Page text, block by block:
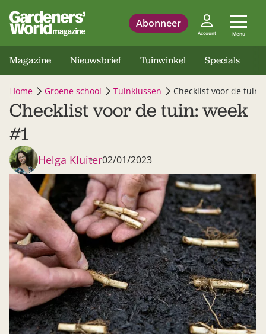
Abonneer
Account Menu
Magazine Nieuwsbrief Tuinwinkel Specials
Home Groene school Tuinklussen Checklist voor de tuin:
Checklist voor de tuin: week
#1
Helga Kluiter02/01/2023